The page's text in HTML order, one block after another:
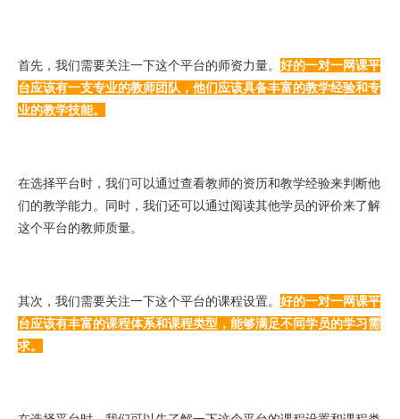
首先，我们需要关注一下这个平台的师资力量。 好的一对一网课平
台应该有一支专业的教师团队，他们应该具备丰富的教学经验和专
业的教学技能。
在选择平台时，我们可以通过查看教师的资历和教学经验来判断他
们的教学能力。同时，我们还可以通过阅读其他学员的评价来了解
这个平台的教师质量。
其次，我们需要关注一下这个平台的课程设置。 好的一对一网课平
台应该有丰富的课程体系和课程类型，能够满足不同学员的学习需
求。